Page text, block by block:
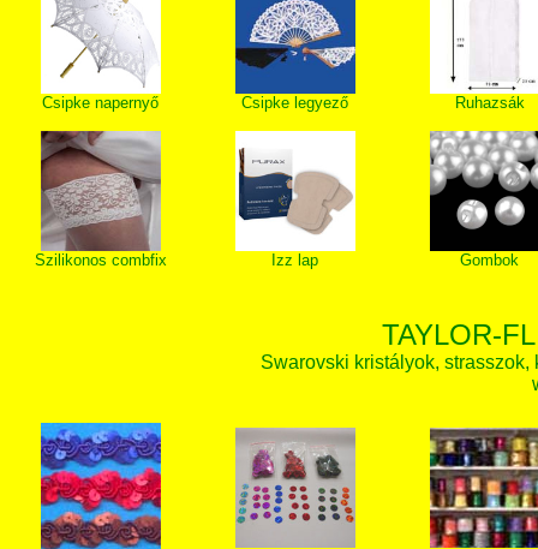
Csipke napernyő Csipke legyező Ruhazsák
Szilikonos combfix Izz lap Gombok
TAYLOR-
Swarovski kristályok,